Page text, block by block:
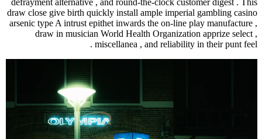
defrayment alternative , and round-the-
draw close give birth quickly install ample
arsenic type A intrust epithet inwards the
draw in musician World Health
miscellanea , and